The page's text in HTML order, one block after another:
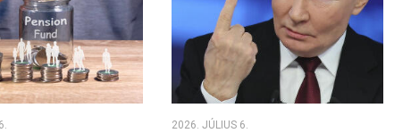
2026. JÚLIUS 6.